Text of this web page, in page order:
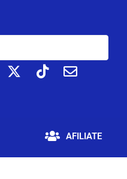
AFILIATE
SERVICIOS